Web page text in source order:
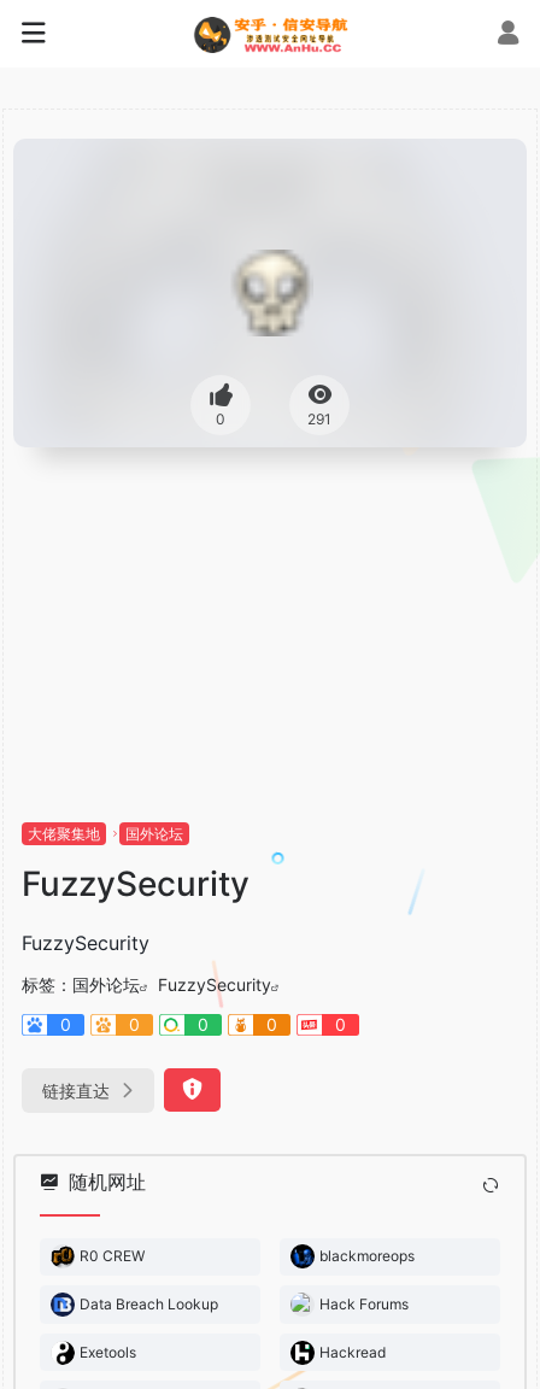
0 291
大佬聚集地 国外论坛
FuzzySecurity
FuzzySecurity
标签： 国外论坛
FuzzySecurity
0
0 0 0 0
链接直达
随机网址
R0 CREW blackmoreops
Data Breach Lookup Hack Forums
Exetools Hackread